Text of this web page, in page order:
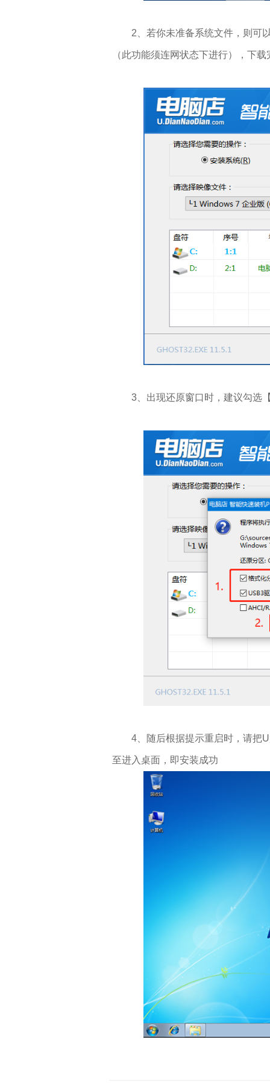
2、若你未准备系统文件，则可以
（此功能须连网状态下进行），下
3、出现还原窗口时，建议勾选【
4、随后根据提示重启时，请把U
至进入桌面，即安装成功